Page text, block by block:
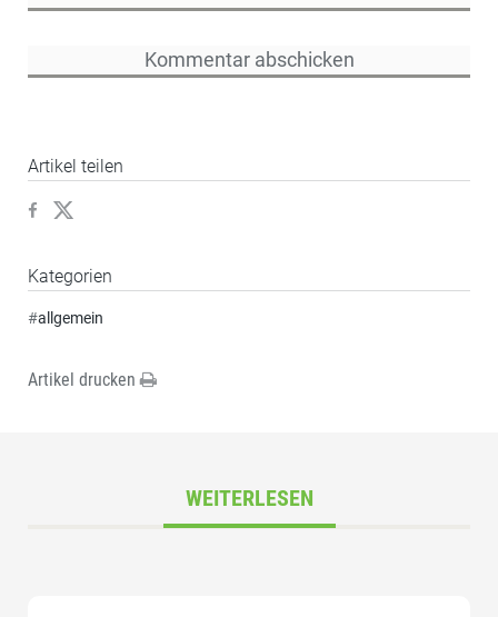
Artikel teilen
Kategorien
#allgemein
Artikel drucken
WEITERLESEN